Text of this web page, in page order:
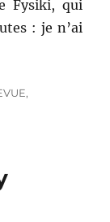
Fysiki, qui
: je n’ai
,